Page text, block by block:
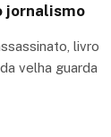
jornalismo
livro
velha guarda